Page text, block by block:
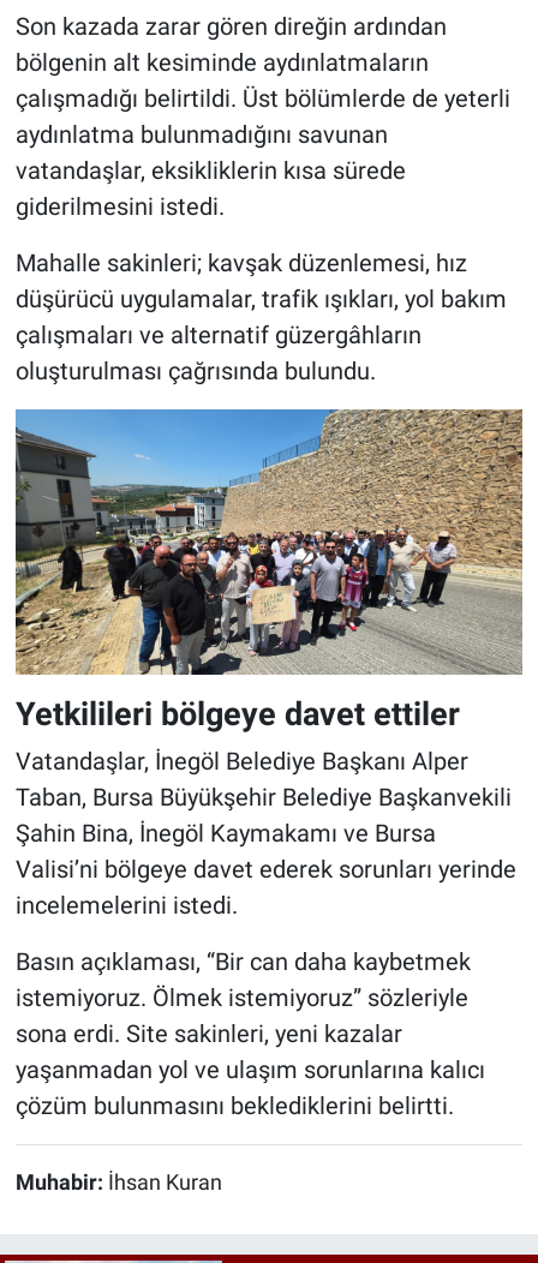
Son kazada zarar gören direğin ardından
bölgenin alt kesiminde aydınlatmaların
çalışmadığı belirtildi. Üst bölümlerde de yeterli
aydınlatma bulunmadığını savunan
vatandaşlar, eksikliklerin kısa sürede
giderilmesini istedi.
Mahalle sakinleri; kavşak düzenlemesi, hız
düşürücü uygulamalar, trafik ışıkları, yol bakım
çalışmaları ve alternatif güzergâhların
oluşturulması çağrısında bulundu.
Yetkilileri bölgeye davet ettiler
Vatandaşlar, İnegöl Belediye Başkanı Alper
Taban, Bursa Büyükşehir Belediye Başkanvekili
Şahin Bina, İnegöl Kaymakamı ve Bursa
Valisi’ni bölgeye davet ederek sorunları yerinde
incelemelerini istedi.
Basın açıklaması, “Bir can daha kaybetmek
istemiyoruz. Ölmek istemiyoruz” sözleriyle
sona erdi. Site sakinleri, yeni kazalar
yaşanmadan yol ve ulaşım sorunlarına kalıcı
çözüm bulunmasını beklediklerini belirtti.
Muhabir: İhsan Kuran